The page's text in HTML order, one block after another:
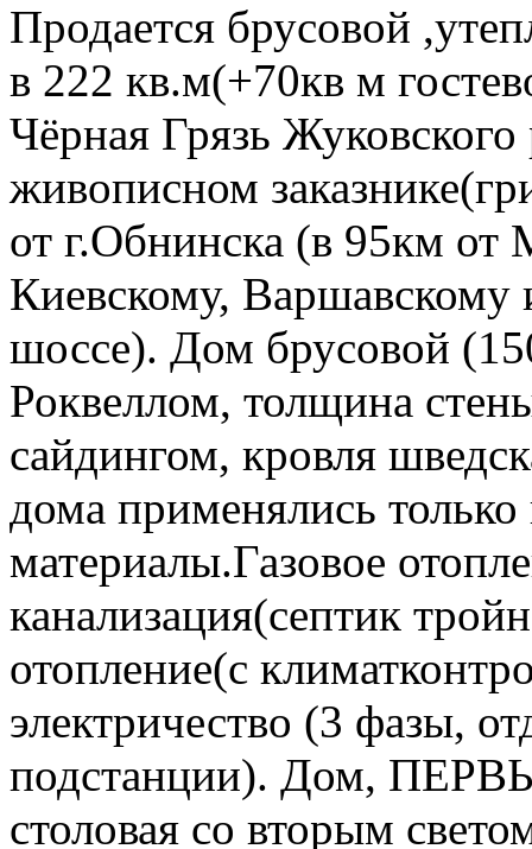
Продается брусовой
в 222 кв.м(+70кв м
Чёрная Грязь
живописном
от г.Обнинска (в 95км
Киевскому,
шоссе). Дом брусовой
Роквеллом, толщина
сайдингом, кровля
дома применялись
материалы.Газовое
канализация(септик
отопление(с
электричество (3 фазы,
подстанции). Дом,
столовая со вторым